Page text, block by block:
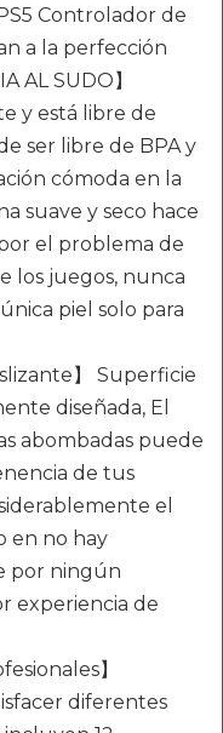
Controlador de
a la perfección
AL SUDO】
y está libre de
ser libre de BPA y
cómoda en la
suave y seco hace
el problema de
los juegos, nunca
piel solo para
】 Superficie
diseñada, El
abombadas puede
de tus
el
en no hay
por ningún
experiencia de
】
diferentes